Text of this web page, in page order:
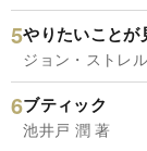
やりたいことが
ジョン・ストレ
ブティック
池井戸 潤 著